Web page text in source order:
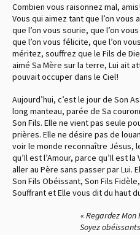
Combien vous raisonnez mal,
Vous qui aimez tant que l’on vous
que l’on vous sourie, que l’on
que l’on vous félicite, que l’on
méritez, souffrez que le Fils de
aimé Sa Mère sur la terre, Lui ait
pouvait occuper dans le Ciel !
Aujourd’hui, c’est le jour de Son
long manteau, parée de Sa
Son Fils. Elle ne vient pas seule
prières. Elle ne désire pas de
voir le monde reconnaître Jésus,
qu’Il est l’Amour, parce qu’Il est
aller au Père sans passer par Lui.
Son Fils Obéissant, Son Fils
Souffrant et Elle vous dit du haut
« Regardez Mon
Soyez